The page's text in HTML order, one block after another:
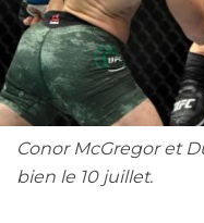
Conor McGregor et
bien le 10 juillet.